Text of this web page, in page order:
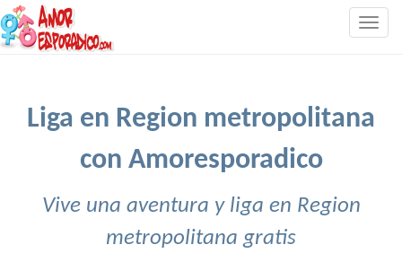
Liga en Region metropolitana
con Amoresporadico
Vive una aventura y liga en Region
metropolitana gratis